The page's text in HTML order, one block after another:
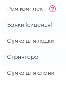
Рем.комплект ?
Банки (сиденья)
Сумка для лодки
Стрингера
Сумка для слани